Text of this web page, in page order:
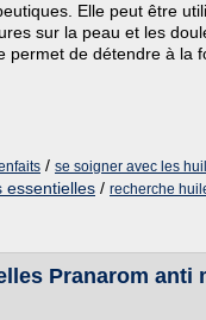
Elle peut être
sur la peau et les
permet de détendre à la
/ se soigner avec les
essentielles / recherche
Pranarom anti